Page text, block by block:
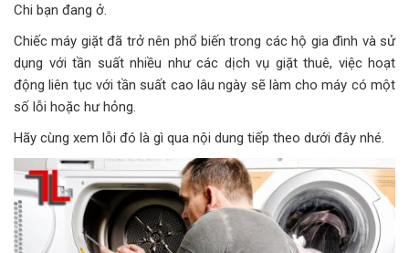
Chi bạn đang ở.
Chiếc máy giặt đã trở nên phổ biến trong các hộ gia đình và sử
dụng với tần suất nhiều như các dịch vụ giặt thuê, việc hoạt
động liên tục với tần suất cao lâu ngày sẽ làm cho máy có một
số lỗi hoặc hư hỏng.
Hãy cùng xem lỗi đó là gì qua nội dung tiếp theo dưới đây nhé.